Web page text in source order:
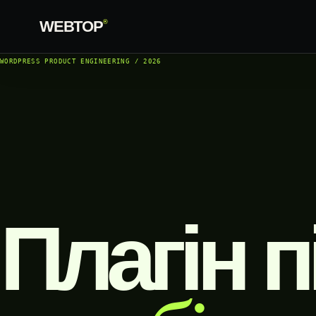
WEBTOP®
WORDPRESS PRODUCT ENGINEERING / 2026
Плагін